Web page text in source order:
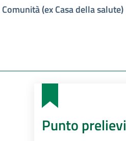
(ex Casa della salute)
Punto prelievi